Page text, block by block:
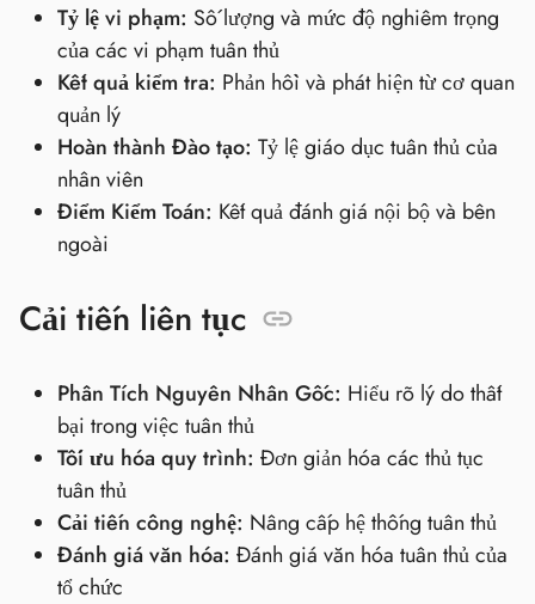
Tỷ lệ vi phạm: Số lượng và mức độ nghiêm trọng
của các vi phạm tuân thủ
Kết quả kiểm tra: Phản hồi và phát hiện từ cơ quan
quản lý
Hoàn thành Đào tạo: Tỷ lệ giáo dục tuân thủ của
nhân viên
Điểm Kiểm Toán: Kết quả đánh giá nội bộ và bên
ngoài
Cải tiến liên tục
Phân Tích Nguyên Nhân Gốc: Hiểu rõ lý do thất
bại trong việc tuân thủ
Tối ưu hóa quy trình: Đơn giản hóa các thủ tục
tuân thủ
Cải tiến công nghệ: Nâng cấp hệ thống tuân thủ
Đánh giá văn hóa: Đánh giá văn hóa tuân thủ của
tổ chức